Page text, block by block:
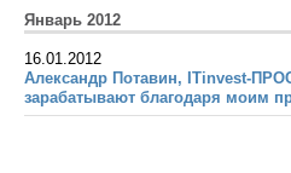
Январь 2012
16.01.2012
Александр Потавин, ITinvest-
зарабатывают благодаря моим